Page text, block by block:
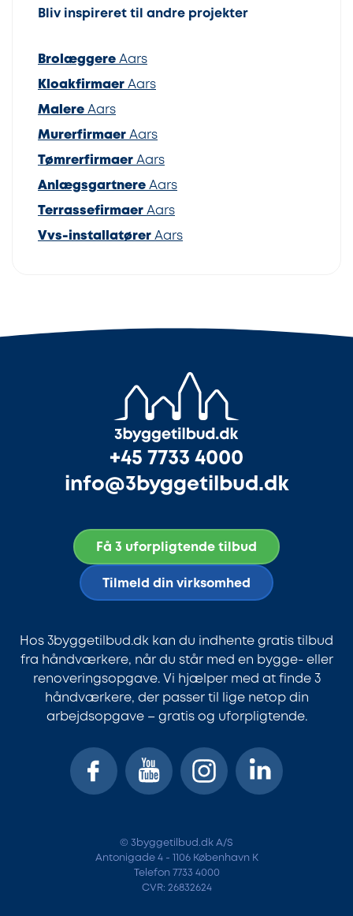
Bliv inspireret til andre projekter
Brolæggere Aars
Kloakfirmaer Aars
Malere Aars
Murerfirmaer Aars
Tømrerfirmaer Aars
Anlægsgartnere Aars
Terrassefirmaer Aars
Vvs-installatører Aars
+45 7733 4000
info@3byggetilbud.dk
Få 3 uforpligtende tilbud
Tilmeld din virksomhed
Hos 3byggetilbud.dk kan du indhente gratis tilbud
fra håndværkere, når du står med en bygge- eller
renoveringsopgave. Vi hjælper med at finde 3
håndværkere, der passer til lige netop din
arbejdsopgave – gratis og uforpligtende.
© 3byggetilbud.dk A/S
Antonigade 4 - 1106 København K
Telefon 7733 4000
CVR: 26832624